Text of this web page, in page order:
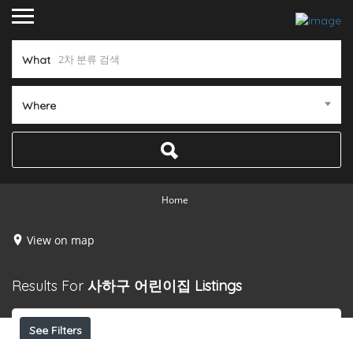
What
Where
Home
View on map
Results For 사하구 어린이집 Listings
See Filters